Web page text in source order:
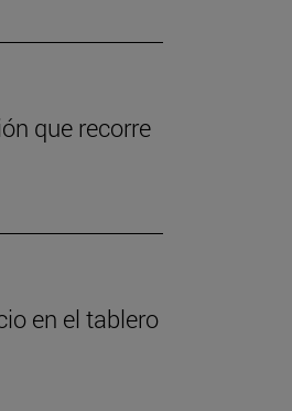
que recorre
en el tablero